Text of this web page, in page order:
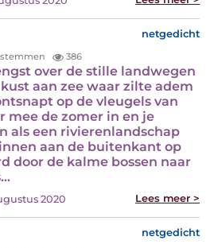
netgedicht
386
over de stille landwegen
aan zee waar zilte adem
op de vleugels van
mee de zomer in en je
als een rivierenlandschap
aan de buitenkant op
door de kalme bossen naar
2020 Lees meer >
netgedicht